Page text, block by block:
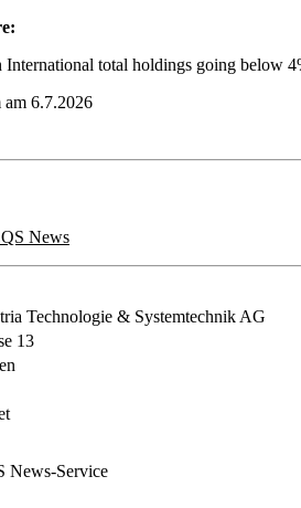
total holdings going below
6.7.2026
News
Technologie & Systemtechnik AG
13
News-Service